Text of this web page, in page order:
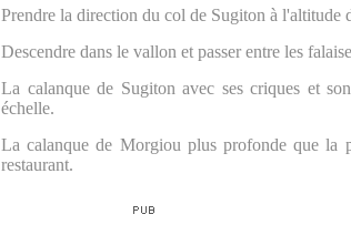
Prendre la direction du col de Sugiton à l'altitude
Descendre dans le vallon et passer entre les
La calanque de Sugiton avec ses criques et
échelle.
La calanque de Morgiou plus profonde que la
restaurant.